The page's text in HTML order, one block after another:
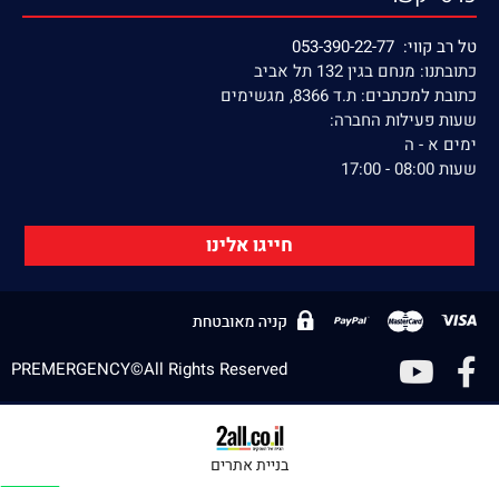
טל רב קווי: 053-390-22-77
כתובתנו: מנחם בגין 132 תל אביב
כתובת למכתבים: ת.ד 8366, מגשימים
שעות פעילות החברה:
ימים א - ה
שעות 08:00 - 17:00
חייגו אלינו
PREMERGENCY©All Rights Reserved
בניית אתרים